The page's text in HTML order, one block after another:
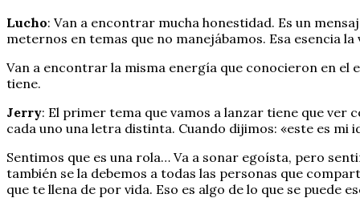
Lucho: Van a encontrar mucha honestidad. Es un
meternos en temas que no manejábamos. Esa esencia
Van a encontrar la misma energía que conocieron en el
tiene.
Jerry: El primer tema que vamos a lanzar tiene que ver
cada uno una letra distinta. Cuando dijimos: «este es mi
Sentimos que es una rola… Va a sonar egoísta, pero
también se la debemos a todas las personas que
que te llena de por vida. Eso es algo de lo que se puede